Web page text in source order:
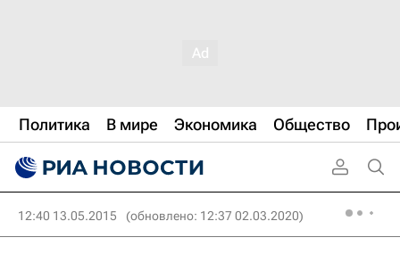
Политика В мире Экономика Общество
12:40 13.05.2015 (обновлено: 12:37 02.03.2020)